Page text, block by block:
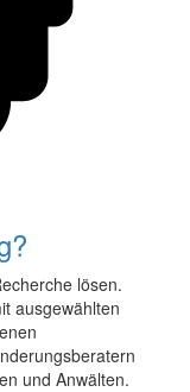
lösen.
ausgewählten
und Anwälten.